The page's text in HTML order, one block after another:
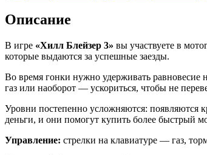
Описание
В игре «Хилл Блейзер 3» вы участвуете в
которые выдаются за успешные заезды.
Во время гонки нужно удерживать равновесие
газ или наоборот — ускориться, чтобы не
Уровни постепенно усложняются: появляются
деньги, и они помогут купить более быстрый
Управление: стрелки на клавиатуре — газ,